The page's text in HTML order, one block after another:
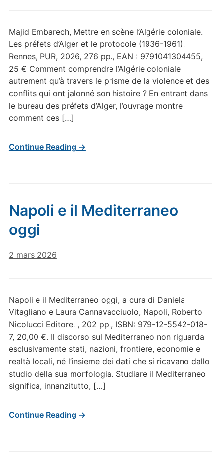
Majid Embarech, Mettre en scène l’Algérie coloniale.
Les préfets d’Alger et le protocole (1936-1961),
Rennes, PUR, 2026, 276 pp., EAN : 9791041304455,
25 € Comment comprendre l’Algérie coloniale
autrement qu’à travers le prisme de la violence et des
conflits qui ont jalonné son histoire ? En entrant dans
le bureau des préfets d’Alger, l’ouvrage montre
comment ces […]
Continue Reading →
Napoli e il Mediterraneo
oggi
2 mars 2026
Napoli e il Mediterraneo oggi, a cura di Daniela
Vitagliano e Laura Cannavacciuolo, Napoli, Roberto
Nicolucci Editore, , 202 pp., ISBN: 979-12-5542-018-
7, 20,00 €. Il discorso sul Mediterraneo non riguarda
esclusivamente stati, nazioni, frontiere, economie e
realtà locali, né l’insieme dei dati che si ricavano dallo
studio della sua morfologia. Studiare il Mediterraneo
significa, innanzitutto, […]
Continue Reading →